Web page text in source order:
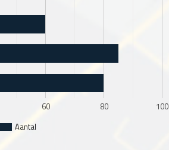
Aantal
60 80 100